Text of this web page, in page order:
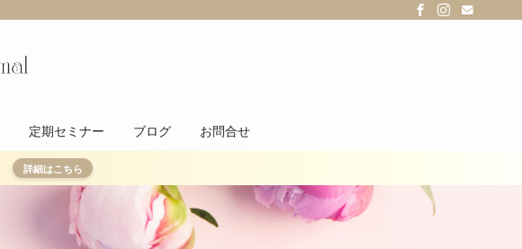
定期セミナー ブログ お問合せ
詳細はこちら